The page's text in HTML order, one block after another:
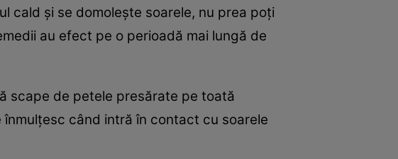
cald şi se domoleşte soarele, nu prea poţi
au efect pe o perioadă mai lungă de
scape de petele presărate pe toată
când intră în contact cu soarele